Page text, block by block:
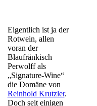
Eigentlich ist ja der
Rotwein, allen
voran der
Blaufränkisch
Perwolff als
„Signature-Wine“
die Domäne von
Reinhold Krutzler.
Doch seit einigen